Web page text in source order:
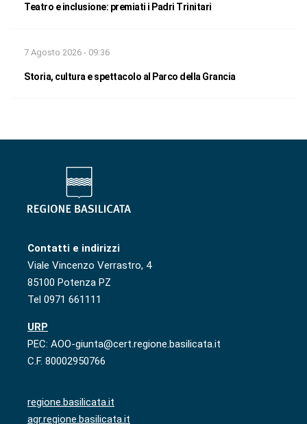
Teatro e inclusione: premiati i Padri Trinitari
7 Agosto 2026 - 09:36
Storia, cultura e spettacolo al Parco della Grancia
Contatti e indirizzi
Viale Vincenzo Verrastro, 4
85100 Potenza PZ
Tel 0971 661111
URP
PEC: AOO-giunta@cert.regione.basilicata.it
C.F. 80002950766
regione.basilicata.it
agr.regione.basilicata.it